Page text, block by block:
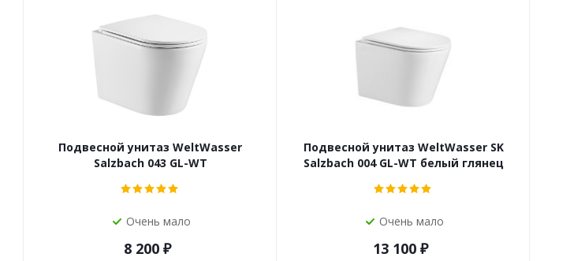
Подвесной унитаз WeltWasser
Salzbach 043 GL-WT
Очень мало
8 200 ₽
Подвесной унитаз WeltWasser SK
Salzbach 004 GL-WT белый глянец
Очень мало
13 100 ₽